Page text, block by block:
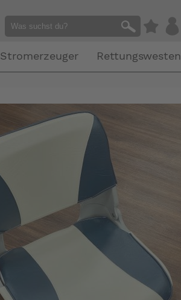
Stromerzeuger Rettungswesten